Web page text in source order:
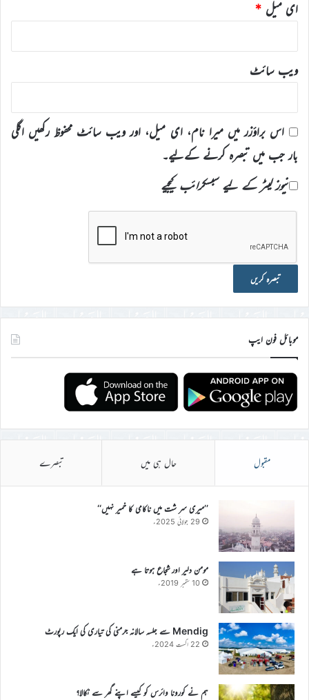
ای میل *
ویب‌ سائٹ
اس براؤزر میں میرا نام، ای میل، اور ویب سائٹ محفوظ رکھیں اگلی
بار جب میں تبصرہ کرنے کےلیے۔
نیوز لیٹر کے لیے سبسکرائب کیجیے
موبائل فون ایپ
مقبول حال ہی میں تبصرے
’’میری سر شت میں ناکامی کا خمیر نہیں‘‘
29 جولائی 2025ء
مومن دلیر اور شجاع ہوتا ہے
10 ستمبر 2019ء
Mendig سے جلسہ سالانہ جرمنی کی تیاری کی ایک رپورٹ
22 اگست 2024ء
ہم نے کورونا وائرس کو کیسے اپنے گھر سے نکالا؟